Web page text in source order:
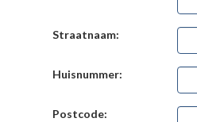
Straatnaam:
Huisnummer:
Postcode: